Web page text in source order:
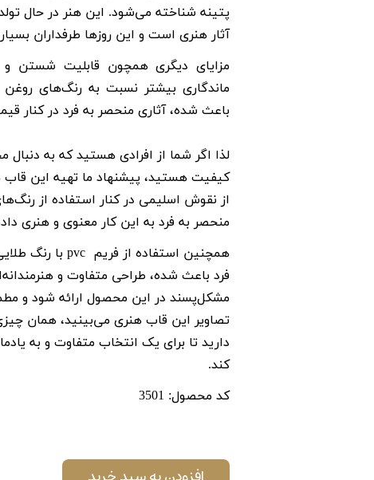
پتینه شناخته می‌شود. این هنر در حال
آثار هنری است و این روزها طرفداران
مزایای دیگری همچون قابلیت شستن
ماندگاری بیشتر نسبت به رنگ‌های
باعث شده، آثاری منحصر به فرد در کنار
لذا اگر شما از افرادی هستید که به
کیفیت هستید، پیشنهاد ما تهیه این
از نقوش اسلیمی در کنار استفاده از
منحصر به فرد به این کار معنوی و هنری
همچنین استفاده از فریم pvcبا رنگ
فرد باعث شده، طراحی متفاوت و
مشکل‌پسند در این محصول ارائه شود و
تصاویر این قاب هنری می‌بینید، همان
دارید تا برای یک انتخاب متفاوت و به
کند.
کد محصول: 3501